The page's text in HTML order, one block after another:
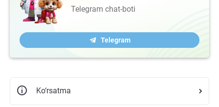
Telegram chat-boti
Telegram
Ko‘rsatma